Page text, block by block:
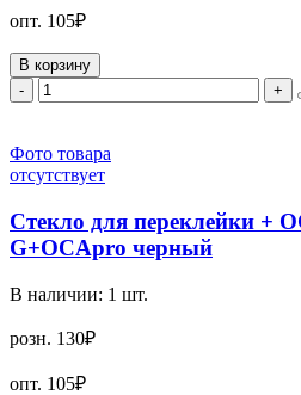
опт. 105₽
В корзину
-
+
Фото товара
отсутствует
Стекло для переклейки +
G+OCApro черный
В наличии: 1 шт.
розн. 130₽
опт. 105₽